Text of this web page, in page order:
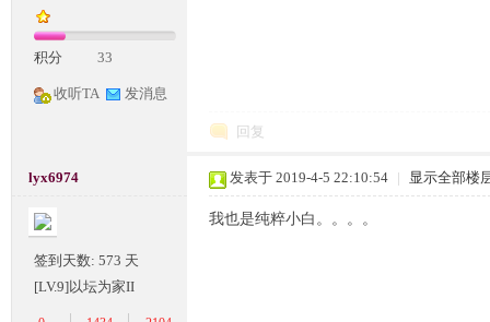
论积分 33
收听TA 发消息
回复
lyx6974
签到天数: 573 天
[LV.9]以坛为家II
发表于 2019-4-5 22:10:54 | 显示全部楼
我也是纯粹小白。。。。